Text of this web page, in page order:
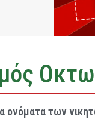
ονόματα των